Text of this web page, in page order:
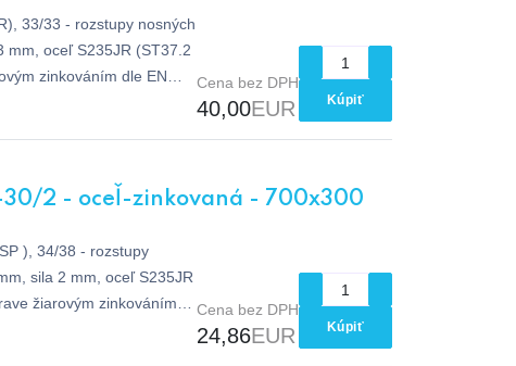
33/33 - rozstupy nosných
mm, oceľ S235JR (ST37.2
zinkováním dle EN
Cena bez DPH
40,00EUR Kúpiť
30/2 - oceľ-zinkovaná - 700x300
), 34/38 - rozstupy
sila 2 mm, oceľ S235JR
žiarovým zinkováním
Cena bez DPH
24,86EUR Kúpiť